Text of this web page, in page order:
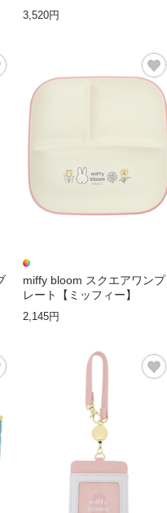
3,520円
miffy bloom スクエアワンプ
レート【ミッフィー】
2,145円